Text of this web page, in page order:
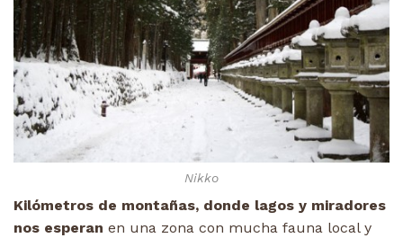
Nikko
Kilómetros de montañas, donde lagos y miradores
nos esperan en una zona con mucha fauna local y